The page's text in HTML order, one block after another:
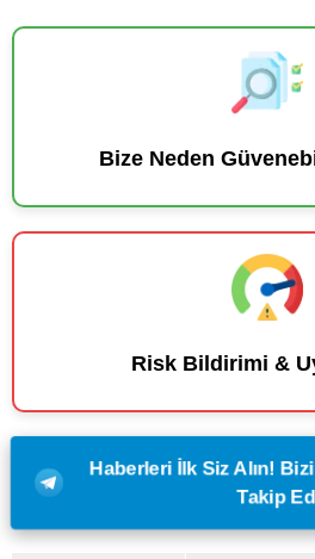
Bize Neden
Risk Bildirimi &
Haberleri İlk Siz Alın!
Takip